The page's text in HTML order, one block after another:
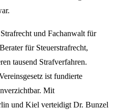
und Fachanwalt für
für Steuerstrafrecht,
tausend Strafverfahren.
ist fundierte
Mit
und Kiel verteidigt Dr. Bunzel